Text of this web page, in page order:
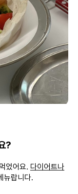
?
었어요. 다이어트나
뉴랍니다.